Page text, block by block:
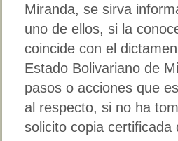
Miranda, se sirva
uno de ellos, si la
coincide con el
Estado Bolivariano de
pasos o acciones que
al respecto, si no ha
solicito copia certificada